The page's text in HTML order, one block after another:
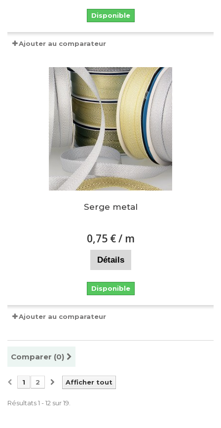
Disponible
Ajouter au comparateur
Serge metal
0,75 €/ m
Détails
Disponible
Ajouter au comparateur
Comparer (0)
Afficher tout
1 2
Résultats 1 - 12 sur 19.